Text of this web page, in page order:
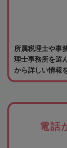
所属税理士や事
理士事務所を選
から詳しい情報
電話